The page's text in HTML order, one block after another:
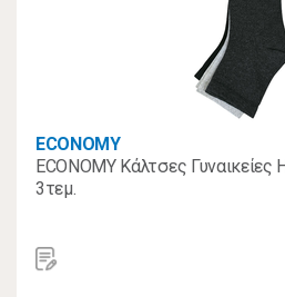
ECONOMY
ECONOMY Κάλτσες Γυναικείες
3τεμ.